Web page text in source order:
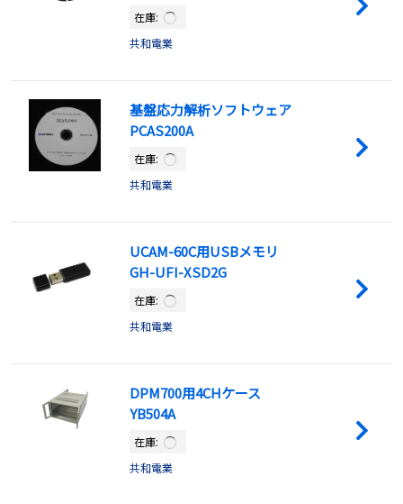
在庫:
共和電業
基盤応力解析ソフトウェア
PCAS200A
在庫:
共和電業
UCAM-60C用USBメモリ
GH-UFI-XSD2G
在庫:
共和電業
DPM700用4CHケース
YB504A
在庫:
共和電業